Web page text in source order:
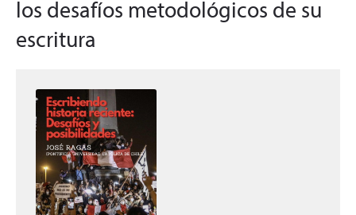
los desafíos metodológicos de su
escritura